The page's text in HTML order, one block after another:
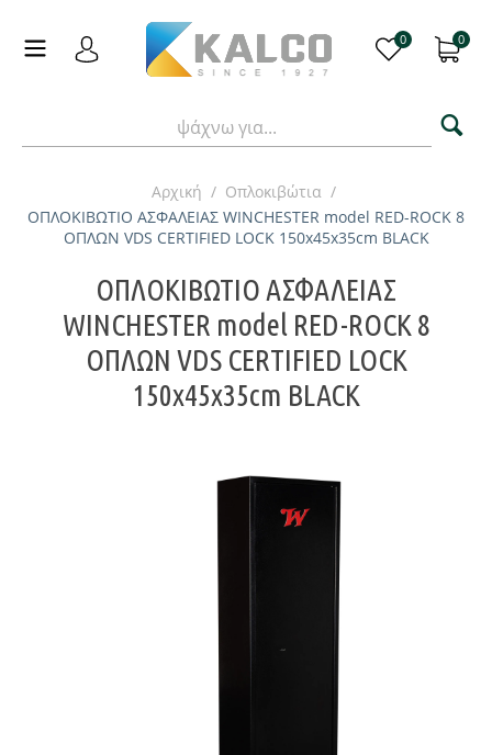
0 0
Αρχική / Οπλοκιβώτια /
ΟΠΛΟΚΙΒΩΤΙΟ ΑΣΦΑΛΕΙΑΣ WINCHESTER model RED-ROCK 8
ΟΠΛΩΝ VDS CERTIFIED LOCK 150x45x35cm BLACK
ΟΠΛΟΚΙΒΩΤΙΟ ΑΣΦΑΛΕΙΑΣ
WINCHESTER model RED-ROCK 8
ΟΠΛΩΝ VDS CERTIFIED LOCK
150x45x35cm BLACK